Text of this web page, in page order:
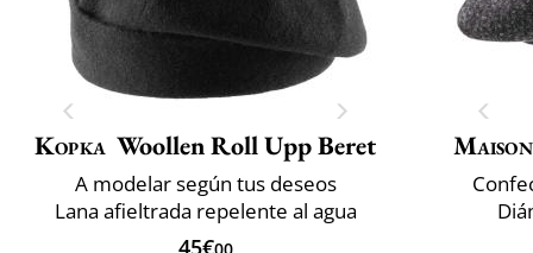
Kopka Woollen Roll Upp Beret
A modelar según tus deseos
Lana afieltrada repelente al agua
45€